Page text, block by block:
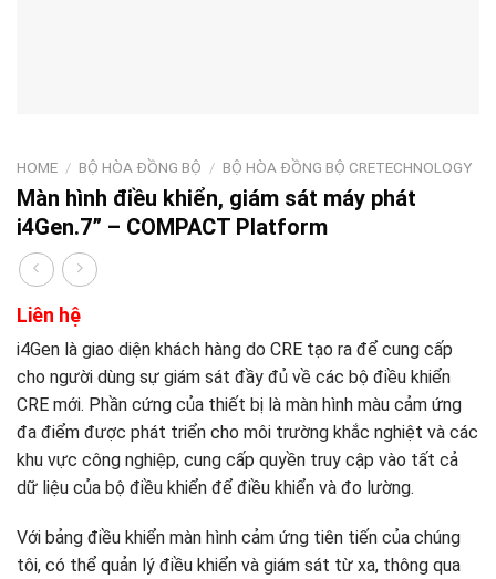
HOME / BỘ HÒA ĐỒNG BỘ / BỘ HÒA ĐỒNG BỘ CRETECHNOLOGY
Màn hình điều khiển, giám sát máy phát
i4Gen.7” – COMPACT Platform
Liên hệ
i4Gen là giao diện khách hàng do CRE tạo ra để cung cấp
cho người dùng sự giám sát đầy đủ về các bộ điều khiển
CRE mới. Phần cứng của thiết bị là màn hình màu cảm ứng
đa điểm được phát triển cho môi trường khắc nghiệt và các
khu vực công nghiệp, cung cấp quyền truy cập vào tất cả
dữ liệu của bộ điều khiển để điều khiển và đo lường.
Với bảng điều khiển màn hình cảm ứng tiên tiến của chúng
tôi, có thể quản lý điều khiển và giám sát từ xa, thông qua